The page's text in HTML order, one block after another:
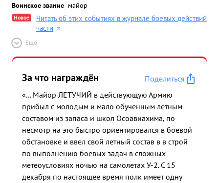
Воинское звание майор
Новое
Читать об этих событиях в журнале боевых действий
части
Ещё
За что награждён
Поделиться
«... Майор ЛЕТУЧИЙ в действующую Армию
прибыл с молодым и мало обученным летным
составом из запаса и школ Осоавиахима, по
несмотр на это быстро ориентировался в боевой
обстановке и ввел свой летный состав в в строй
по выполнению боевых задач в сложных
метеоусловиях ночью на самолетах У-2. С 15
декабря по настоящее время полк имеет одну